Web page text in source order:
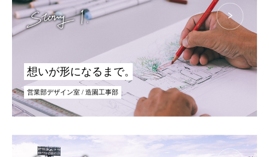
ギフト申込書
法人ギフト用胡蝶蘭 ギフト用観葉植物
ギフト用フラワー ギフト用スタンド花
プライバシーポリシー
想いが形になるまで。
営業部デザイン室 / 造園工事部